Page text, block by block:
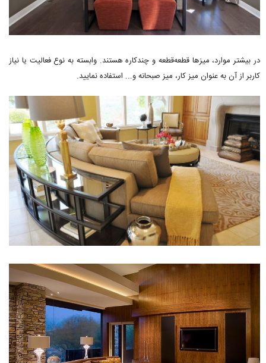
در بیشتر موارد، میزها قطعه‌قطعه و چندکاره هستند. وابسته به نوع فعالیت یا نیاز
کاربر از آن به عنوان میز کار، میز صبحانه و... استفاده نمایید.